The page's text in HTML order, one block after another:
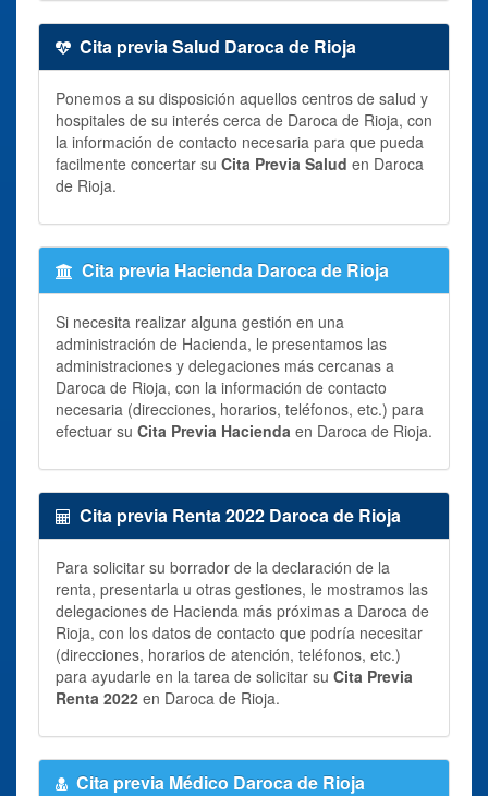
Cita previa Salud Daroca de Rioja
Ponemos a su disposición aquellos centros de salud y
hospitales de su interés cerca de Daroca de Rioja, con
la información de contacto necesaria para que pueda
facilmente concertar su Cita Previa Salud en Daroca
de Rioja.
Cita previa Hacienda Daroca de Rioja
Si necesita realizar alguna gestión en una
administración de Hacienda, le presentamos las
administraciones y delegaciones más cercanas a
Daroca de Rioja, con la información de contacto
necesaria (direcciones, horarios, teléfonos, etc.) para
efectuar su Cita Previa Hacienda en Daroca de Rioja.
Cita previa Renta 2022 Daroca de Rioja
Para solicitar su borrador de la declaración de la
renta, presentarla u otras gestiones, le mostramos las
delegaciones de Hacienda más próximas a Daroca de
Rioja, con los datos de contacto que podría necesitar
(direcciones, horarios de atención, teléfonos, etc.)
para ayudarle en la tarea de solicitar su Cita Previa
Renta 2022 en Daroca de Rioja.
Cita previa Médico Daroca de Rioja